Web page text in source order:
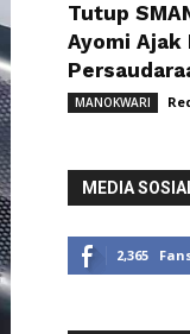
Tutup
Ayomi Ajak
MANOKWARI
MEDIA
2,365